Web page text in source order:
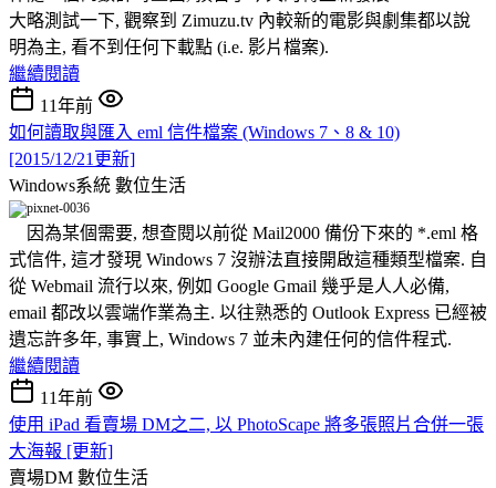
大略測試一下, 觀察到 Zimuzu.tv 內較新的電影與劇集都以說
明為主, 看不到任何下載點 (i.e. 影片檔案).
繼續閱讀
11年前
如何讀取與匯入 eml 信件檔案 (Windows 7、8 & 10)
[2015/12/21更新]
Windows系統 數位生活
因為某個需要, 想查閱以前從 Mail2000 備份下來的 *.eml 格
式信件, 這才發現 Windows 7 沒辦法直接開啟這種類型檔案. 自
從 Webmail 流行以來, 例如 Google Gmail 幾乎是人人必備,
email 都改以雲端作業為主. 以往熟悉的 Outlook Express 已經被
遺忘許多年, 事實上, Windows 7 並未內建任何的信件程式.
繼續閱讀
11年前
使用 iPad 看賣場 DM之二, 以 PhotoScape 將多張照片合併一張
大海報 [更新]
賣場DM 數位生活